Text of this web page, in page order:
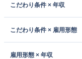
こだわり条件 × 年収
こだわり条件 × 雇用形態
雇用形態 × 年収